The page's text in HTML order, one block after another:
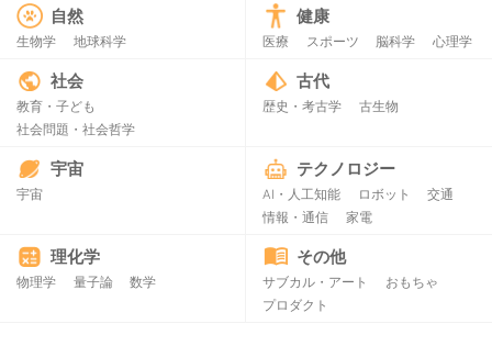
自然
生物学 地球科学
健康
医療 スポーツ 脳科学 心理学
社会
教育・子ども
社会問題・社会哲学
古代
歴史・考古学 古生物
宇宙
宇宙
テクノロジー
AI・人工知能 ロボット
交通
情報・通信
家電
理化学
物理学 量子論 数学
その他
サブカル・アート
おもちゃ
プロダクト